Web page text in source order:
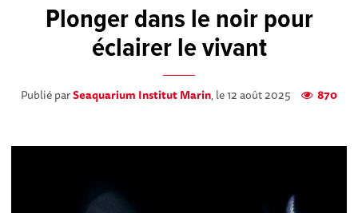
Plonger dans le noir pour
éclairer le vivant
Publié parSeaquarium Institut Marin, le 12 août 2025 870